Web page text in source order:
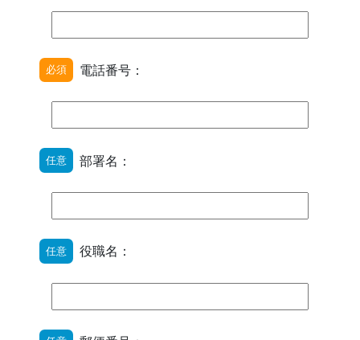
必須 電話番号：
任意 部署名：
任意 役職名：